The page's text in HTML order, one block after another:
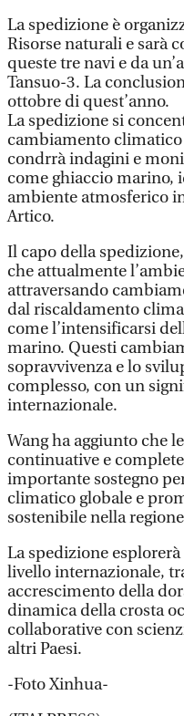
La spedizione è
Risorse naturali e sarà
queste tre navi e da
Tansuo-3. La
ottobre di quest’anno.
La spedizione si
cambiamento
condrrà indagini e
come ghiaccio marino,
ambiente atmosferico
Artico.
Il capo della
che attualmente
attraversando
dal riscaldamento
come l’intensificarsi
marino. Questi
sopravvivenza e lo
complesso, con un
internazionale.
Wang ha aggiunto che
continuative e
importante sostegno
climatico globale e
sostenibile nella
La spedizione
livello internazionale,
accrescimento della
dinamica della crosta
collaborative con
altri Paesi.
-Foto Xinhua-